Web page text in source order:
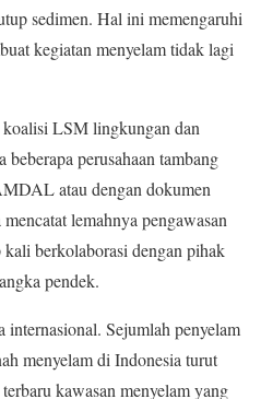
sedimen. Hal ini memengaruhi
kegiatan menyelam tidak lagi
LSM lingkungan dan
perusahaan tambang
atau dengan dokumen
lemahnya pengawasan
berkolaborasi dengan pihak
pendek.
internasional. Sejumlah penyelam
menyelam di Indonesia turut
kawasan menyelam yang